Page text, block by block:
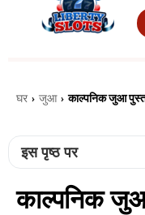
घर › जुआ › काल्पनिक जुआ
इस पृष्ठ पर
काल्पनिक